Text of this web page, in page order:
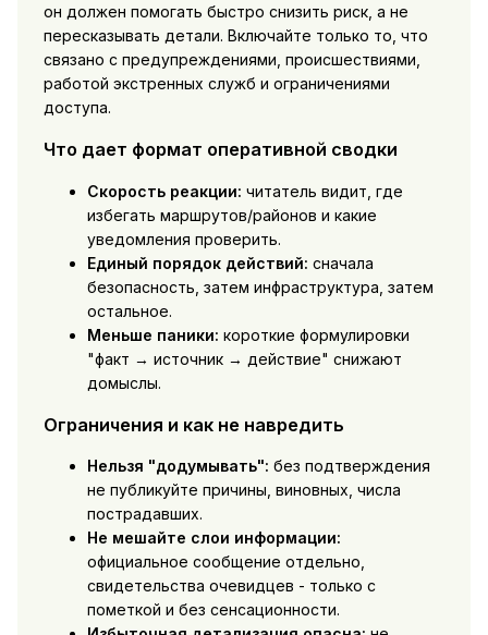
он должен помогать быстро снизить риск, а не
пересказывать детали. Включайте только то, что
связано с предупреждениями, происшествиями,
работой экстренных служб и ограничениями
доступа.
Что дает формат оперативной сводки
Скорость реакции: читатель видит, где
избегать маршрутов/районов и какие
уведомления проверить.
Единый порядок действий: сначала
безопасность, затем инфраструктура, затем
остальное.
Меньше паники: короткие формулировки
"факт → источник → действие" снижают
домыслы.
Ограничения и как не навредить
Нельзя "додумывать": без подтверждения
не публикуйте причины, виновных, числа
пострадавших.
Не мешайте слои информации:
официальное сообщение отдельно,
свидетельства очевидцев - только с
пометкой и без сенсационности.